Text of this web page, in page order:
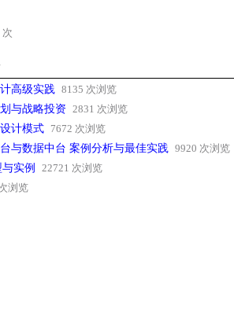
次
高级实践 8135 次浏览
与战略投资 2831 次浏览
计模式 7672 次浏览
与数据中台 案例分析与最佳实践 9920 次浏览
实例
22721 次浏览
浏览